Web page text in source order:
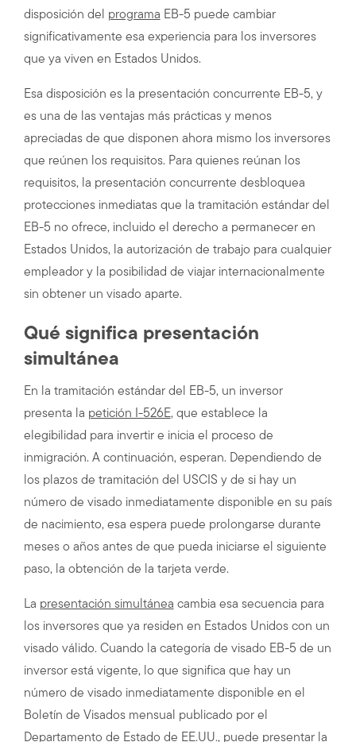
disposición del programa EB-5 puede cambiar
significativamente esa experiencia para los inversores
que ya viven en Estados Unidos.
Esa disposición es la presentación concurrente EB-5, y
es una de las ventajas más prácticas y menos
apreciadas de que disponen ahora mismo los inversores
que reúnen los requisitos. Para quienes reúnan los
requisitos, la presentación concurrente desbloquea
protecciones inmediatas que la tramitación estándar del
EB-5 no ofrece, incluido el derecho a permanecer en
Estados Unidos, la autorización de trabajo para cualquier
empleador y la posibilidad de viajar internacionalmente
sin obtener un visado aparte.
Qué significa presentación
simultánea
En la tramitación estándar del EB-5, un inversor
presenta la petición I-526E, que establece la
elegibilidad para invertir e inicia el proceso de
inmigración. A continuación, esperan. Dependiendo de
los plazos de tramitación del USCIS y de si hay un
número de visado inmediatamente disponible en su país
de nacimiento, esa espera puede prolongarse durante
meses o años antes de que pueda iniciarse el siguiente
paso, la obtención de la tarjeta verde.
La presentación simultánea cambia esa secuencia para
los inversores que ya residen en Estados Unidos con un
visado válido. Cuando la categoría de visado EB-5 de un
inversor está vigente, lo que significa que hay un
número de visado inmediatamente disponible en el
Boletín de Visados mensual publicado por el
Departamento de Estado de EE.UU., puede presentar la